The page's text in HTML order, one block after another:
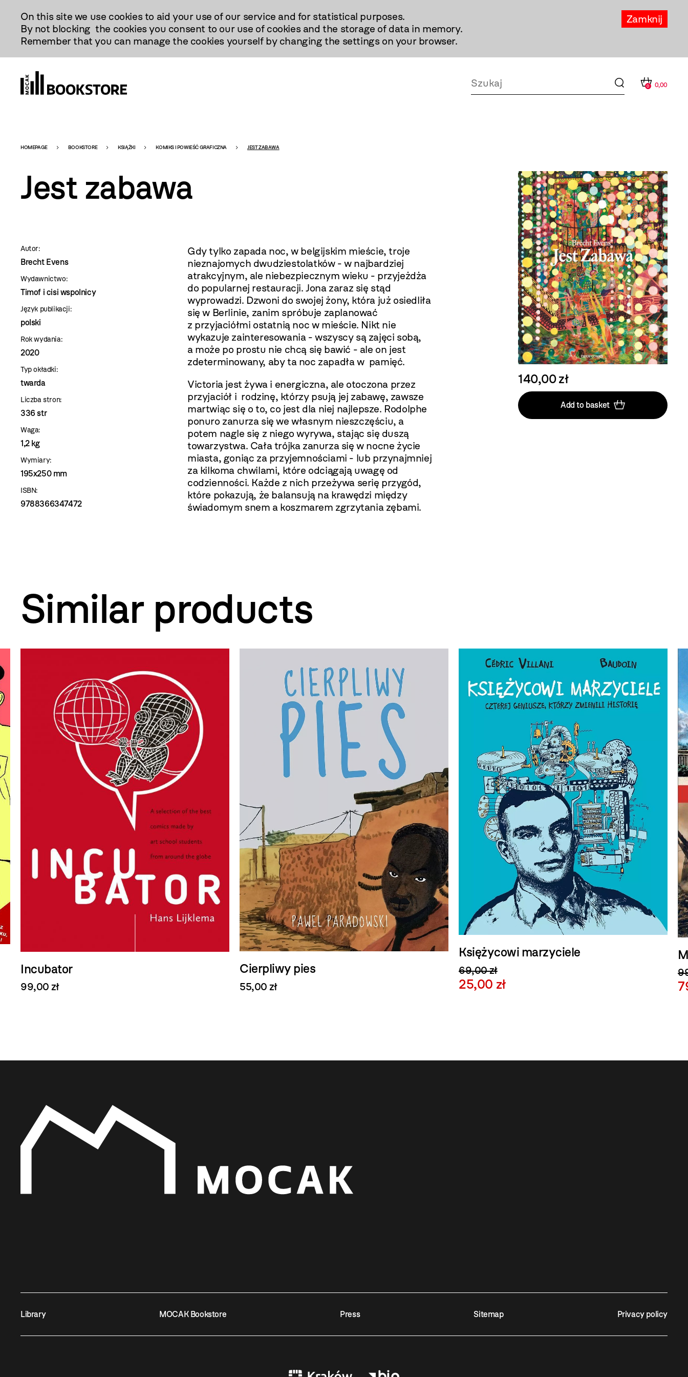
Treści
Zamknij
On this site we use cookies to aid your use of our service and for statistical purposes.
By not blocking the cookies you consent to our use of cookies and the storage of data in memory.
Remember that you can manage the cookies yourself by changing the settings on your browser.
0 0,00
Bookstore
-
szablon
szczegóły
HOMEPAGE BOOKSTORE KSIĄŻKI KOMIKS I POWIEŚĆ GRAFICZNA JEST ZABAWA
Jest zabawa
Autor:
Brecht Evens
Wydawnictwo:
Timof i cisi wspolnicy
Język publikacji:
polski
Rok wydania:
2020
Typ okładki:
twarda
Liczba stron:
336 str
Waga:
1,2 kg
Wymiary:
195x250 mm
ISBN:
9788366347472
Gdy tylko zapada noc, w belgijskim mieście, troje
nieznajomych dwudziestolatków - w najbardziej
atrakcyjnym, ale niebezpiecznym wieku - przyjeżdża
do popularnej restauracji. Jona zaraz się stąd
wyprowadzi. Dzwoni do swojej żony, która już osiedliła
się w Berlinie, zanim spróbuje zaplanować
z przyjaciółmi ostatnią noc w mieście. Nikt nie
wykazuje zainteresowania - wszyscy są zajęci sobą,
a może po prostu nie chcą się bawić - ale on jest
zdeterminowany, aby ta noc zapadła w pamięć.
Victoria jest żywa i energiczna, ale otoczona przez
przyjaciół i rodzinę, którzy psują jej zabawę, zawsze
martwiąc się o to, co jest dla niej najlepsze. Rodolphe
ponuro zanurza się we własnym nieszczęściu, a
potem nagle się z niego wyrywa, stając się duszą
towarzystwa. Cała trójka zanurza się w nocne życie
miasta, goniąc za przyjemnościami - lub przynajmniej
za kilkoma chwilami, które odciągają uwagę od
codzienności. Każde z nich przeżywa serię przygód,
które pokazują, że balansują na krawędzi między
świadomym snem a koszmarem zgrzytania zębami.
140,00 zł
Add to basket
Similar products
Incubator
99,00 zł
Cierpliwy pies
55,00 zł
Księżycowi marzyciele
69,00 zł
25,00 zł
Library MOCAK Bookstore Press Sitemap Privacy policy